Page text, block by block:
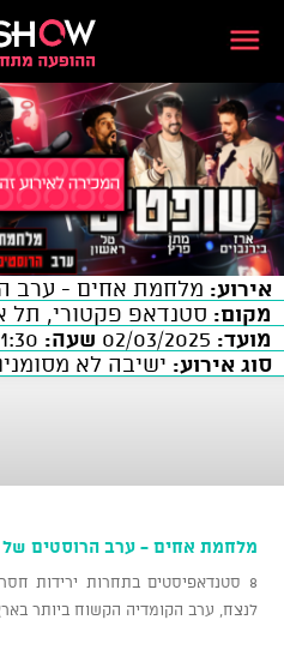
אירוע: מלחמת אחים - ערב
מקום: סטנדאפ פקטורי, תל
מועד:
שעה:
סוג אירוע: ישיבה לא
מלחמת אחים - ערב הרוסטים
8 סטנדאפיסטים בתחרות ירידות
לנצח, ערב הקומדיה הקשוח ביותר